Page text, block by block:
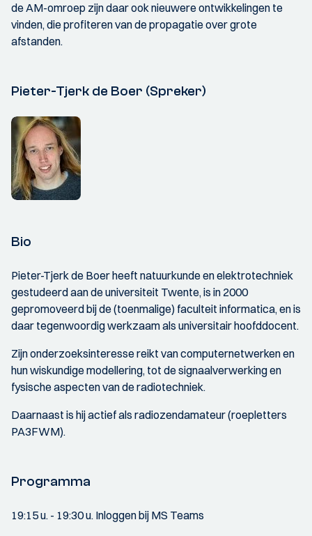
de AM-omroep zijn daar ook nieuwere ontwikkelingen te
vinden, die profiteren van de propagatie over grote
afstanden.
Pieter-Tjerk de Boer (Spreker)
Bio
Pieter-Tjerk de Boer heeft natuurkunde en elektrotechniek
gestudeerd aan de universiteit Twente, is in 2000
gepromoveerd bij de (toenmalige) faculteit informatica, en is
daar tegenwoordig werkzaam als universitair hoofddocent.
Zijn onderzoeksinteresse reikt van computernetwerken en
hun wiskundige modellering, tot de signaalverwerking en
fysische aspecten van de radiotechniek.
Daarnaast is hij actief als radiozendamateur (roepletters
PA3FWM).
Programma
19:15 u. - 19:30 u. Inloggen bij MS Teams